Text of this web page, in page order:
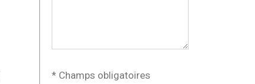
* Champs obligatoires